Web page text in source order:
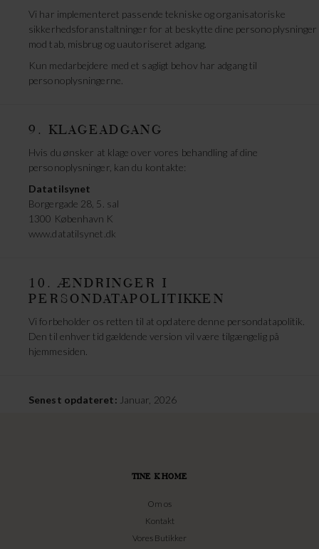
Vi har implementeret passende tekniske og organisatoriske
sikkerhedsforanstaltninger for at beskytte dine personoplysninger
mod tab, misbrug og uautoriseret adgang.
Kun medarbejdere med et sagligt behov har adgang til
personoplysningerne.
9. KLAGEADGANG
Hvis du ønsker at klage over vores behandling af dine
personoplysninger, kan du kontakte:
Datatilsynet
Borgergade 28, 5. sal
1300 København K
www.datatilsynet.dk
10. ÆNDRINGER I
PERSONDATAPOLITIKKEN
Vi forbeholder os retten til at opdatere denne persondatapolitik.
Den til enhver tid gældende version vil være tilgængelig på
hjemmesiden.
Senest opdateret: Januar, 2026
TINE K HOME
Om os
Kontakt
Vores Butikker